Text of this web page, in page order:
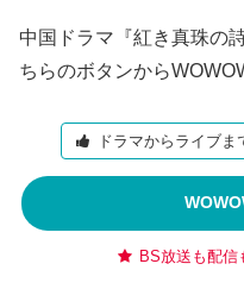
中国ドラマ『紅き真珠の
ちらのボタンから
ドラマからライブ
BS放送も配信